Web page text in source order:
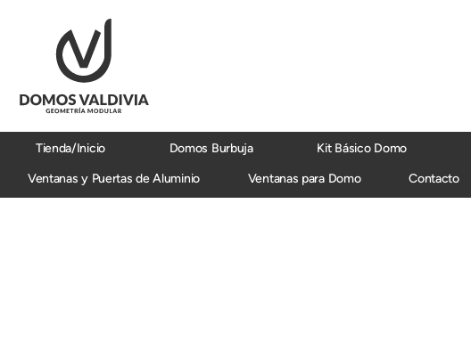
contenido
Tienda/Inicio Domos Burbuja Kit Básico Domo
Ventanas y Puertas de Aluminio
Ventanas para Domo Contacto